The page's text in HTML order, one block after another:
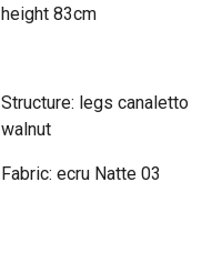
height 83cm
Structure: legs canaletto
walnut
Fabric: ecru Natte 03